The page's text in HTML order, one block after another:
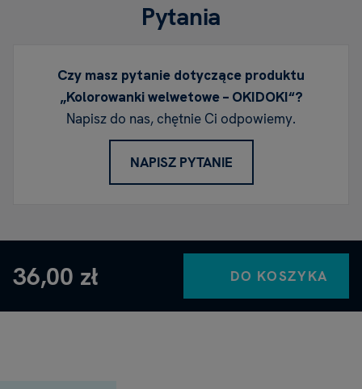
Pytania
Czy masz pytanie dotyczące produktu
„Kolorowanki welwetowe – OKIDOKI“?
Napisz do nas, chętnie Ci odpowiemy.
NAPISZ PYTANIE
36,00 zł DO KOSZYKA